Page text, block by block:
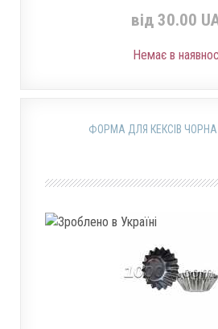
від 30.00
Немає в
ФОРМА ДЛЯ КЕКСІВ